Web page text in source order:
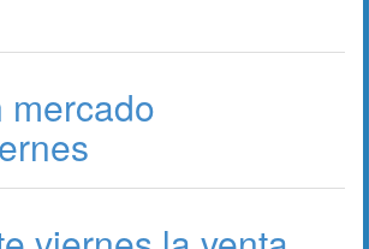
mercado